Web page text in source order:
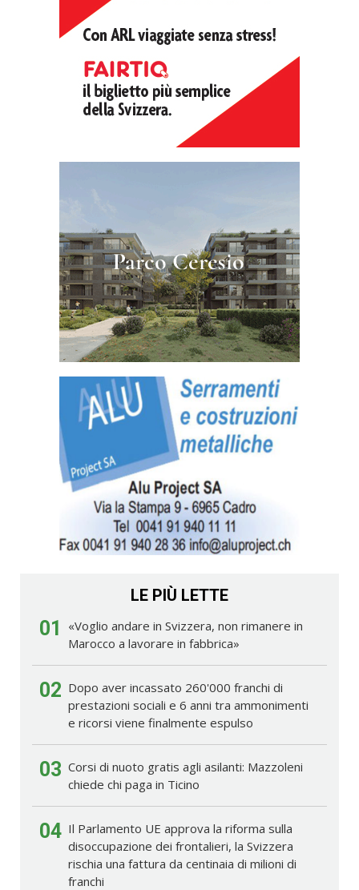
LE PIÙ LETTE
01
«Voglio andare in Svizzera, non rimanere in
Marocco a lavorare in fabbrica»
02 Dopo aver incassato 260'000 franchi di
prestazioni sociali e 6 anni tra ammonimenti
e ricorsi viene finalmente espulso
03 Corsi di nuoto gratis agli asilanti: Mazzoleni
chiede chi paga in Ticino
04 Il Parlamento UE approva la riforma sulla
disoccupazione dei frontalieri, la Svizzera
rischia una fattura da centinaia di milioni di
franchi